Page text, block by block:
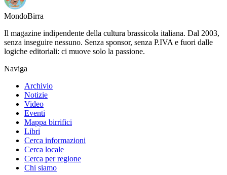
MondoBirra
Il magazine indipendente della cultura brassicola italiana. Dal 2003,
senza inseguire nessuno. Senza sponsor, senza P.IVA e fuori dalle
logiche editoriali: ci muove solo la passione.
Naviga
Archivio
Notizie
Video
Eventi
Mappa birrifici
Libri
Cerca informazioni
Cerca locale
Cerca per regione
Chi siamo